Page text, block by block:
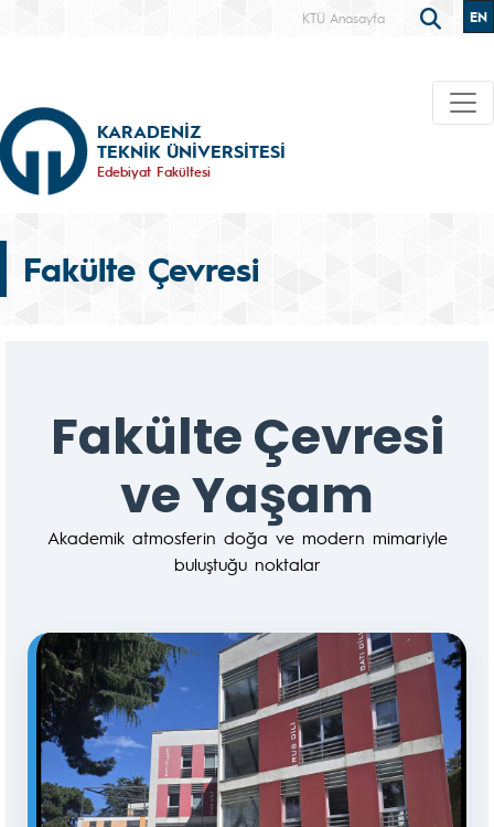
KTÜ Anasayfa EN
KARADENİZ
TEKNİK ÜNİVERSİTESİ
Edebiyat Fakültesi
Fakülte Çevresi
Fakülte Çevresi
ve Yaşam
Akademik atmosferin doğa ve modern mimariyle
buluştuğu noktalar